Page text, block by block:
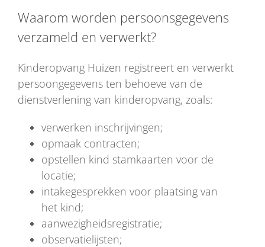
Waarom worden persoonsgegevens
verzameld en verwerkt?
Kinderopvang Huizen registreert en verwerkt
persoongegevens ten behoeve van de
dienstverlening van kinderopvang, zoals:
verwerken inschrijvingen;
opmaak contracten;
opstellen kind stamkaarten voor de
locatie;
intakegesprekken voor plaatsing van
het kind;
aanwezigheidsregistratie;
observatielijsten;